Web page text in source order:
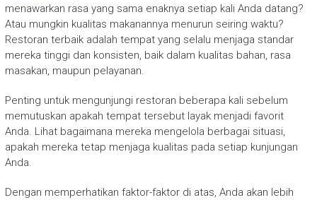
menawarkan rasa yang sama enaknya setiap kali Anda datang?
Atau mungkin kualitas makanannya menurun seiring waktu?
Restoran terbaik adalah tempat yang selalu menjaga standar
mereka tinggi dan konsisten, baik dalam kualitas bahan, rasa
masakan, maupun pelayanan.
Penting untuk mengunjungi restoran beberapa kali sebelum
memutuskan apakah tempat tersebut layak menjadi favorit
Anda. Lihat bagaimana mereka mengelola berbagai situasi,
apakah mereka tetap menjaga kualitas pada setiap kunjungan
Anda.
Dengan memperhatikan faktor-faktor di atas, Anda akan lebih